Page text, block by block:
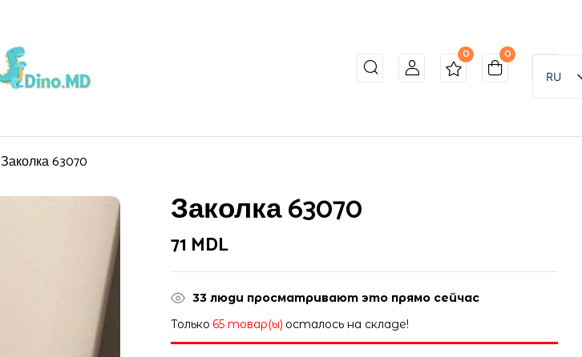
0 0
RU
Заколка 63070
Заколка 63070
71 MDL
33 люди просматривают это прямо сейчас
Только 65 товар(ы) осталось на складе!